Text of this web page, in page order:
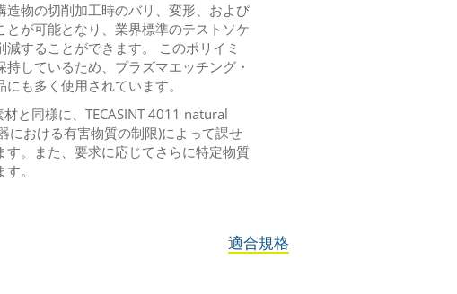
物の切削加工時のバリ、変形、および
が可能となり、業界標準のテストソケ
することができます。 このポリイミ
しているため、プラズマエッチング・
も多く使用されています。
と同様に、TECASINT 4011 natural
における有害物質の制限)によって課せ
。また、要求に応じてさらに特定物質
。
適合規格